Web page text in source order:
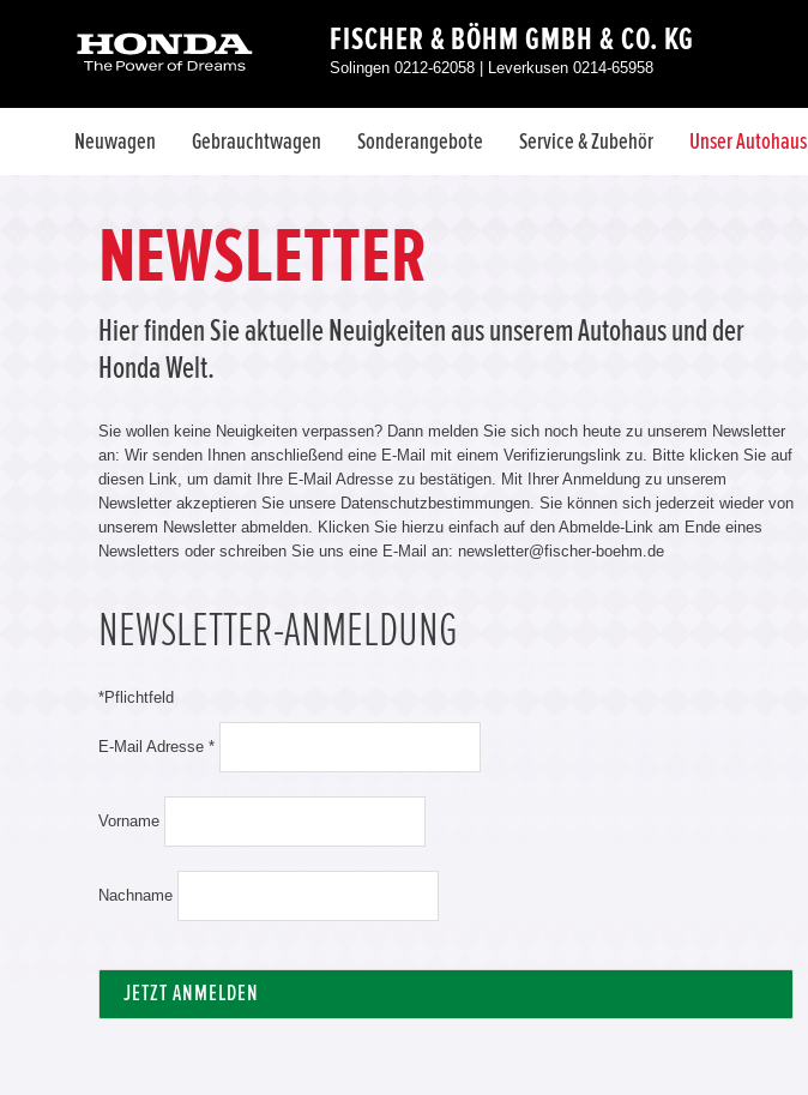
FISCHER & BÖHM GMBH & CO. KG
Solingen 0212-62058 | Leverkusen 0214-65958
Neuwagen Gebrauchtwagen Sonderangebote Service & Zubehör Unser Autohaus
NEWSLETTER
Hier finden Sie aktuelle Neuigkeiten aus unserem Autohaus und der
Honda Welt.
Sie wollen keine Neuigkeiten verpassen? Dann melden Sie sich noch heute zu unserem Newsletter
an: Wir senden Ihnen anschließend eine E-Mail mit einem Verifizierungslink zu. Bitte klicken Sie auf
diesen Link, um damit Ihre E-Mail Adresse zu bestätigen. Mit Ihrer Anmeldung zu unserem
Newsletter akzeptieren Sie unsere Datenschutzbestimmungen. Sie können sich jederzeit wieder von
unserem Newsletter abmelden. Klicken Sie hierzu einfach auf den Abmelde-Link am Ende eines
Newsletters oder schreiben Sie uns eine E-Mail an: newsletter@fischer-boehm.de
NEWSLETTER-ANMELDUNG
*Pflichtfeld
E-Mail Adresse *
Vorname
Nachname